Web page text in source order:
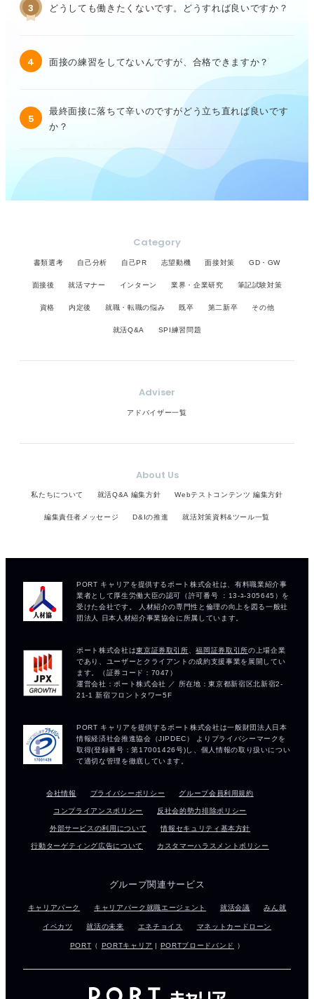
3 どうしても働きたくないです。どうすれば良いですか？
4 面接の練習をしてないんですが、合格できますか？
5
最終面接に落ちて辛いのですがどう立ち直れば良いです
か？
Category
書類選考 自己分析 自己PR 志望動機 面接対策 GD・GW
面接後 就活マナー インターン 業界・企業研究 筆記試験対策
資格 内定後 就職・転職の悩み 既卒 第二新卒 その他
就活Q&A SPI練習問題
Adviser
アドバイザー一覧
About Us
私たちについて 就活Q&A 編集方針 Webテストコンテンツ 編集方針
編集責任者メッセージ D&Iの推進 就活対策資料&ツール一覧
会社情報 プライバシーポリシー グループ会員利用規約
コンプライアンスポリシー 反社会的勢力排除ポリシー
外部サービスの利用について 情報セキュリティ基本方針
行動ターゲティング広告について カスタマーハラスメントポリシー